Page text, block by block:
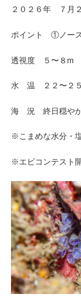
２０２６年 ７月
ポイント ①ノー
透視度 ５〜８m
水 温 ２２〜２
海 況 終日穏やか
※こまめな水分・
※エビコンテスト